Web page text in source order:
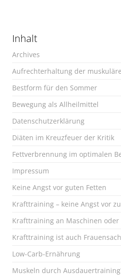
Inhalt
Archives
Aufrechterhaltung der
Bestform für den Sommer
Bewegung als Allheilmittel
Datenschutzerklärung
Diäten im Kreuzfeuer der Kritik
Fettverbrennung im optimalen
Impressum
Keine Angst vor guten Fetten
Krafttraining – keine Angst vor
Krafttraining an Maschinen
Krafttraining ist auch
Low-Carb-Ernährung
Muskeln durch